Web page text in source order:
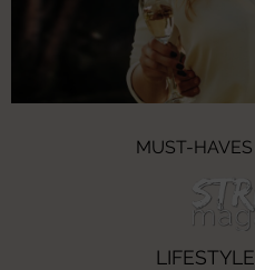
MUST-HAVES
LIFESTYLE